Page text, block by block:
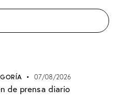
07/08/2026
de prensa diario